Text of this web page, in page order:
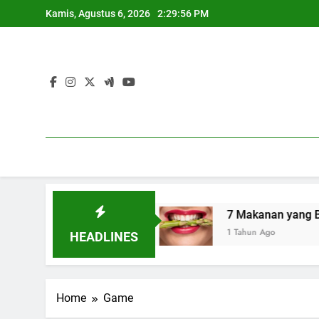
to
Kamis, Agustus 6, 2026 2:29:57 PM
HEADLINES
7 Makanan yang Bantu
1 Tahun Ago
Home Game